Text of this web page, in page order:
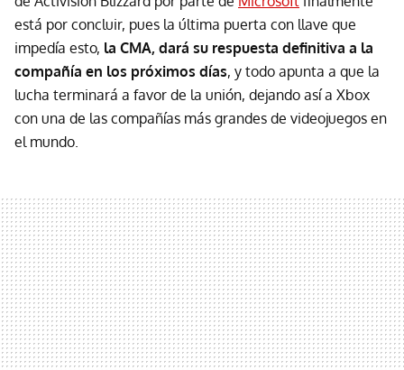
está por concluir, pues la última puerta con llave que
impedía esto, la CMA, dará su respuesta definitiva a la
compañía en los próximos días, y todo apunta a que la
lucha terminará a favor de la unión, dejando así a Xbox
con una de las compañías más grandes de videojuegos en
el mundo.